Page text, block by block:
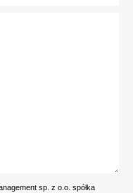
sp. z o.o. spółka